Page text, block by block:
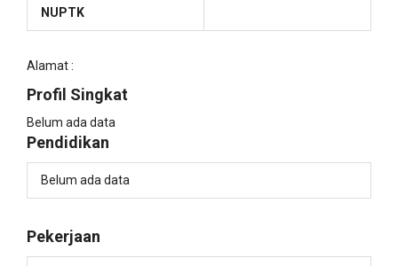
NUPTK
Alamat :
Profil Singkat
Belum ada data
Pendidikan
Belum ada data
Pekerjaan